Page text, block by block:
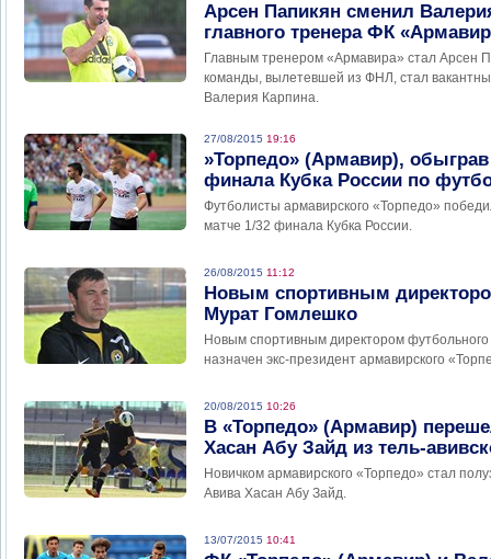
Арсен Папикян сменил
главного тренера ФК
Главным тренером «Армавира» стал Арсен
команды, вылетевшей из ФНЛ, стал
Валерия Карпина.
27/08/2015 19:16
»Торпедо» (Армавир),
финала Кубка России по
Футболисты армавирского «Торпедо»
матче 1/32 финала Кубка России.
26/08/2015 11:12
Новым спортивным
Мурат Гомлешко
Новым спортивным директором футбольного
назначен экс-президент армавирского
20/08/2015 10:26
В «Торпедо» (Армавир)
Хасан Абу Зайд из тель-
Новичком армавирского «Торпедо» стал
Авива Хасан Абу Зайд.
13/07/2015 10:41